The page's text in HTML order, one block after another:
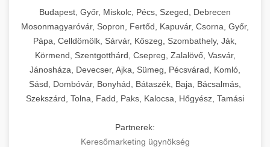
Budapest, Győr, Miskolc, Pécs, Szeged, Debrecen
Mosonmagyaróvár, Sopron, Fertőd, Kapuvár, Csorna, Győr,
Pápa, Celldömölk, Sárvár, Kőszeg, Szombathely, Ják,
Körmend, Szentgotthárd, Csepreg, Zalalövő, Vasvár,
Jánosháza, Devecser, Ajka, Sümeg, Pécsvárad, Komló,
Sásd, Dombóvár, Bonyhád, Bátaszék, Baja, Bácsalmás,
Szekszárd, Tolna, Fadd, Paks, Kalocsa, Hőgyész, Tamási
Partnerek:
Keresőmarketing ügynökség